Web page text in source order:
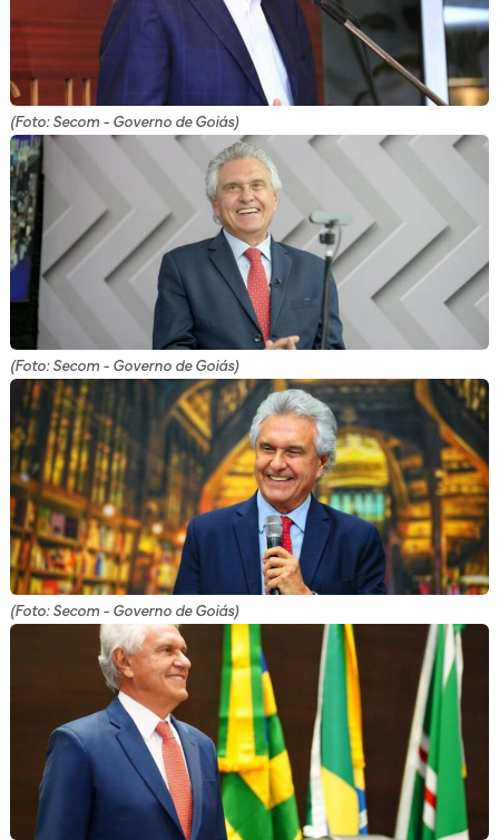
(Foto: Secom - Governo de Goiás)
(Foto: Secom - Governo de Goiás)
(Foto: Secom - Governo de Goiás)